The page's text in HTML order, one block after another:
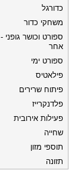
כדורגל
משחקי כדור
ספורט וכושר גופני -
אחר
ספורט ימי
פילאטיס
פיתוח שרירים
פלדנקרייז
פעילות אירובית
שחייה
תוספי מזון
תזונה